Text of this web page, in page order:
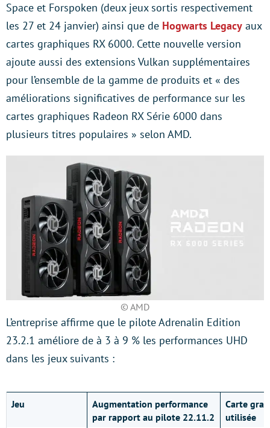
Space et Forspoken (deux jeux sortis respectivement
les 27 et 24 janvier) ainsi que de Hogwarts Legacy aux
cartes graphiques RX 6000. Cette nouvelle version
ajoute aussi des extensions Vulkan supplémentaires
pour l’ensemble de la gamme de produits et « des
améliorations significatives de performance sur les
cartes graphiques Radeon RX Série 6000 dans
plusieurs titres populaires » selon AMD.
© AMD
L’entreprise affirme que le pilote Adrenalin Edition
23.2.1 améliore de à 3 à 9 % les performances UHD
dans les jeux suivants :
Jeu
Augmentation performance
par rapport au pilote 22.11.2
Carte
utilisée